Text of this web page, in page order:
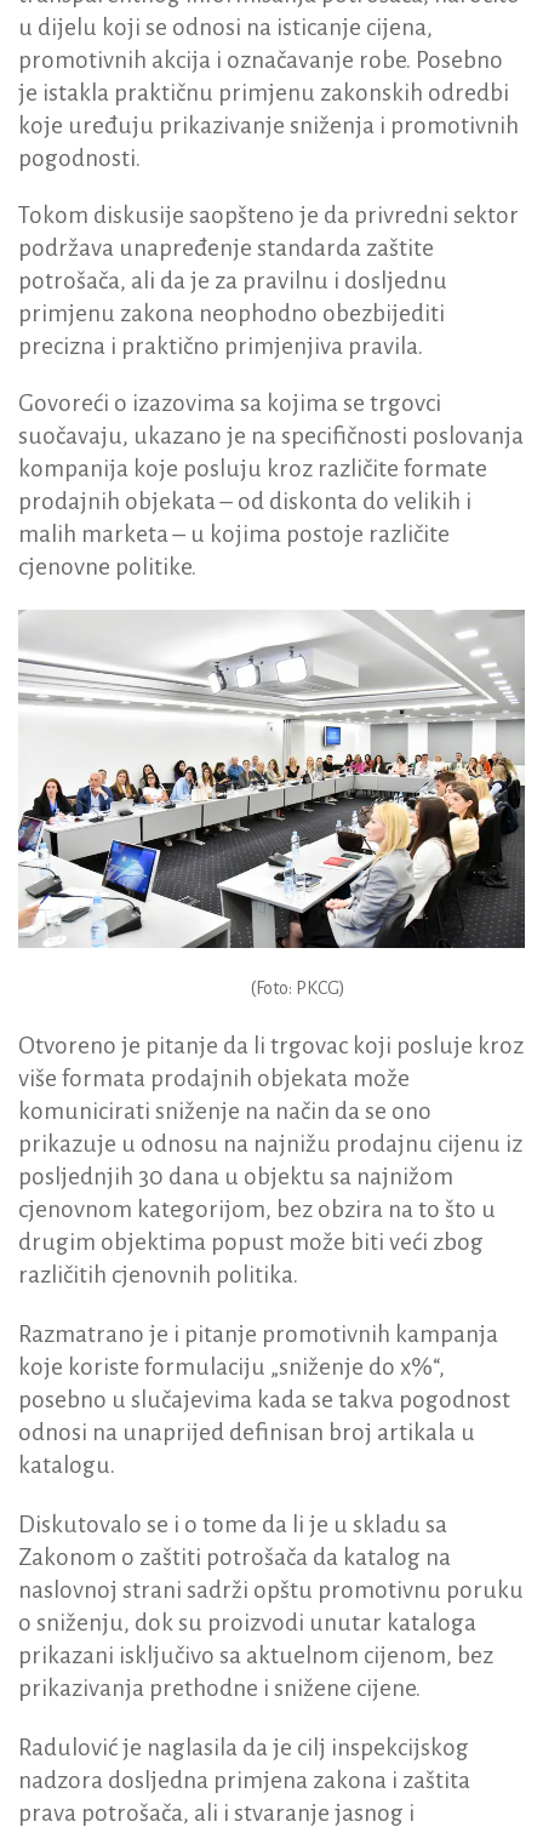
u dijelu koji se odnosi na isticanje cijena,
promotivnih akcija i označavanje robe. Posebno
je istakla praktičnu primjenu zakonskih odredbi
koje uređuju prikazivanje sniženja i promotivnih
pogodnosti.
Tokom diskusije saopšteno je da privredni sektor
podržava unapređenje standarda zaštite
potrošača, ali da je za pravilnu i dosljednu
primjenu zakona neophodno obezbijediti
precizna i praktično primjenjiva pravila.
Govoreći o izazovima sa kojima se trgovci
suočavaju, ukazano je na specifičnosti poslovanja
kompanija koje posluju kroz različite formate
prodajnih objekata – od diskonta do velikih i
malih marketa – u kojima postoje različite
cjenovne politike.
(Foto: PKCG)
Otvoreno je pitanje da li trgovac koji posluje kroz
više formata prodajnih objekata može
komunicirati sniženje na način da se ono
prikazuje u odnosu na najnižu prodajnu cijenu iz
posljednjih 30 dana u objektu sa najnižom
cjenovnom kategorijom, bez obzira na to što u
drugim objektima popust može biti veći zbog
različitih cjenovnih politika.
Razmatrano je i pitanje promotivnih kampanja
koje koriste formulaciju „sniženje do x%“,
posebno u slučajevima kada se takva pogodnost
odnosi na unaprijed definisan broj artikala u
katalogu.
Diskutovalo se i o tome da li je u skladu sa
Zakonom o zaštiti potrošača da katalog na
naslovnoj strani sadrži opštu promotivnu poruku
o sniženju, dok su proizvodi unutar kataloga
prikazani isključivo sa aktuelnom cijenom, bez
prikazivanja prethodne i snižene cijene.
Radulović je naglasila da je cilj inspekcijskog
nadzora dosljedna primjena zakona i zaštita
prava potrošača, ali i stvaranje jasnog i